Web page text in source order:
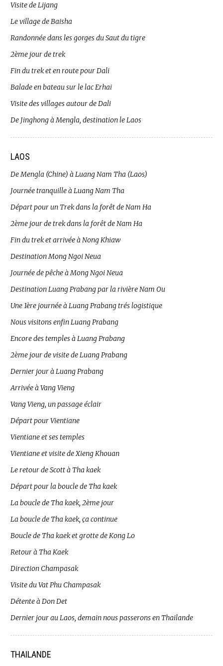
Visite de Lijang
Le village de Baisha
Randonnée dans les gorges du Saut du tigre
2ème jour de trek
Fin du trek et en route pour Dali
Balade en bateau sur le lac Erhai
Visite des villages autour de Dali
De Jinghong à Mengla, destination le Laos
LAOS
De Mengla (Chine) à Luang Nam Tha (Laos)
Journée tranquille à Luang Nam Tha
Départ pour un Trek dans la forêt de Nam Ha
2ème jour de trek dans la forêt de Nam Ha
Fin du trek et arrivée à Nong Khiaw
Destination Mong Ngoi Neua
Journée de pêche à Mong Ngoi Neua
Destination Luang Prabang par la rivière Nam Ou
Une 1ère journée à Luang Prabang trés logistique
Nous visitons enfin Luang Prabang
Encore des temples à Luang Prabang
2ème jour de visite de Luang Prabang
Dernier jour à Luang Prabang
Arrivée à Vang Vieng
Vang Vieng, un passage éclair
Départ pour Vientiane
Vientiane et ses temples
Vientiane et visite de Xieng Khouan
Le retour de Scott à Tha kaek
Départ pour la boucle de Tha kaek
La boucle de Tha kaek, 2ème jour
La boucle de Tha kaek, ça continue
Boucle de Tha kaek et grotte de Kong Lo
Retour à Tha Kaek
Direction Champasak
Visite du Vat Phu Champasak
Détente à Don Det
Dernier jour au Laos, demain nous passerons en Thailande
THAILANDE